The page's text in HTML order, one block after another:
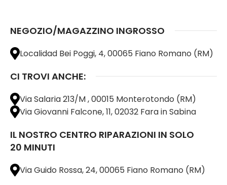
NEGOZIO/MAGAZZINO INGROSSO
Localidad Bei Poggi, 4, 00065 Fiano Romano (RM)
CI TROVI ANCHE:
Via Salaria 213/M , 00015 Monterotondo (RM)
Via Giovanni Falcone, 11, 02032 Fara in Sabina
IL NOSTRO CENTRO RIPARAZIONI IN SOLO
20 MINUTI
Via Guido Rossa, 24, 00065 Fiano Romano (RM)